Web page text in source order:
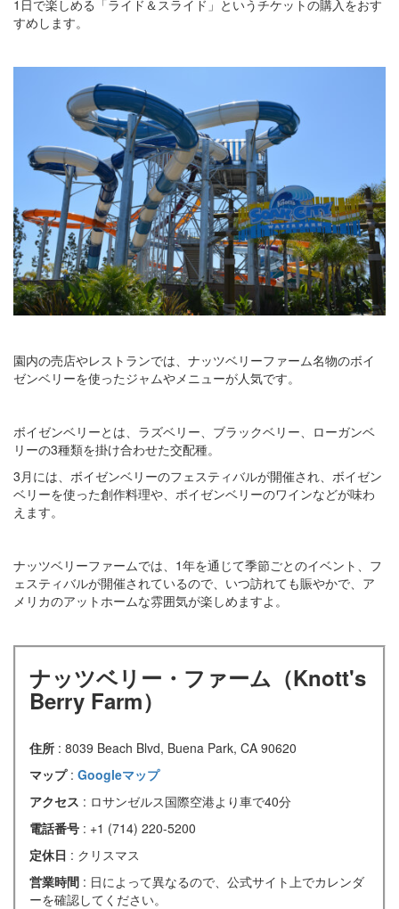
1日で楽しめる「ライド＆スライド」というチケットの購入をおす
すめします。
園内の売店やレストランでは、ナッツベリーファーム名物のボイ
ゼンベリーを使ったジャムやメニューが人気です。
ボイゼンベリーとは、ラズベリー、ブラックベリー、ローガンベ
リーの3種類を掛け合わせた交配種。
3月には、ボイゼンベリーのフェスティバルが開催され、ボイゼン
ベリーを使った創作料理や、ボイゼンベリーのワインなどが味わ
えます。
ナッツベリーファームでは、1年を通じて季節ごとのイベント、フ
ェスティバルが開催されているので、いつ訪れても賑やかで、ア
メリカのアットホームな雰囲気が楽しめますよ。
ナッツベリー・ファーム（Knott's
Berry Farm）
住所 : 8039 Beach Blvd, Buena Park, CA 90620
マップ : Googleマップ
アクセス : ロサンゼルス国際空港より車で40分
電話番号 : +1 (714) 220-5200
定休日 : クリスマス
営業時間 : 日によって異なるので、公式サイト上でカレンダ
ーを確認してください。